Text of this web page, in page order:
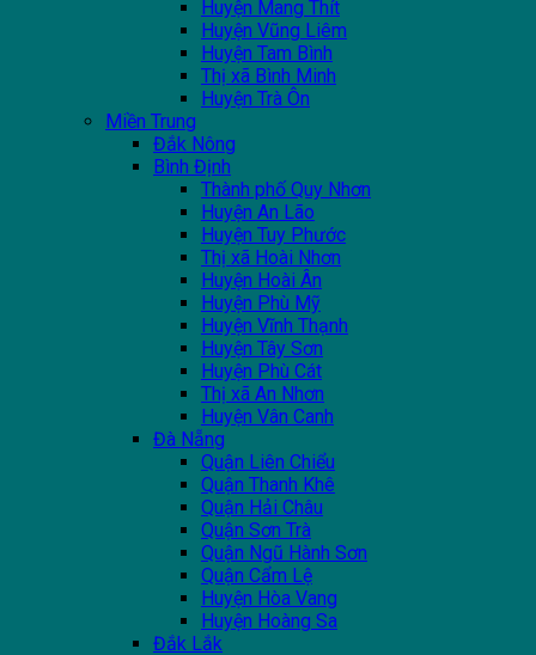
Huyện Mang Thít
Huyện Vũng Liêm
Huyện Tam Bình
Thị xã Bình Minh
Huyện Trà Ôn
Miền Trung
Đắk Nông
Bình Định
Thành phố Quy Nhơn
Huyện An Lão
Huyện Tuy Phước
Thị xã Hoài Nhơn
Huyện Hoài Ân
Huyện Phù Mỹ
Huyện Vĩnh Thạnh
Huyện Tây Sơn
Huyện Phù Cát
Thị xã An Nhơn
Huyện Vân Canh
Đà Nẵng
Quận Liên Chiểu
Quận Thanh Khê
Quận Hải Châu
Quận Sơn Trà
Quận Ngũ Hành Sơn
Quận Cẩm Lệ
Huyện Hòa Vang
Huyện Hoàng Sa
Đắk Lắk